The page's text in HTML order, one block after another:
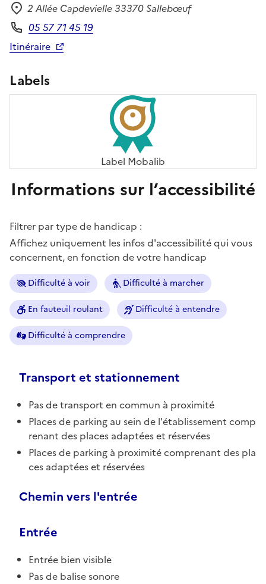
Adresse
2 Allée Capdevielle 33370 Sallebœuf
Téléphone
05 57 71 45 19
Itinéraire
Labels
Label Mobalib
Informations sur l’accessibilité
Filtrer par type de handicap :
Affichez uniquement les infos d'accessibilité qui vous
concernent, en fonction de votre handicap
Difficulté à voir Difficulté à marcher
En fauteuil roulant Difficulté à entendre
Difficulté à comprendre
Transport et stationnement
Pas de transport en commun à proximité
Places de parking au sein de l'établissement comp
renant des places adaptées et réservées
Places de parking à proximité comprenant des pla
ces adaptées et réservées
Chemin vers l'entrée
Entrée
Entrée bien visible
Pas de balise sonore